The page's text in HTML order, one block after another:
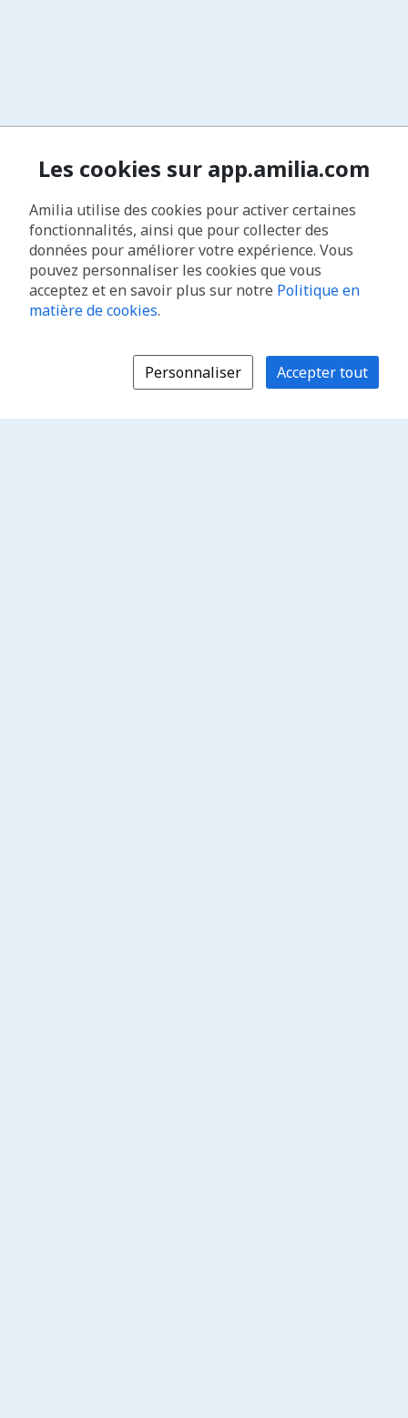
Les cookies sur app.amilia.com
Amilia utilise des cookies pour activer certaines
fonctionnalités, ainsi que pour collecter des
données pour améliorer votre expérience. Vous
pouvez personnaliser les cookies que vous
acceptez et en savoir plus sur notre Politique en
matière de cookies.
Personnaliser Accepter tout